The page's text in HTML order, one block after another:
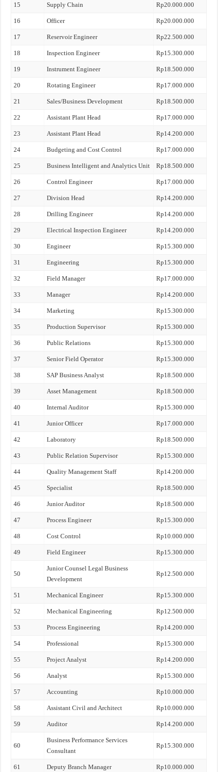
15 Supply Chain Rp20.000.000
16 Officer Rp20.000.000
17 Reservoir Engineer Rp22.500.000
18 Inspection Engineer Rp15.300.000
19 Instrument Engineer Rp18.500.000
20 Rotating Engineer Rp17.000.000
21 Sales/Business Development Rp18.500.000
22 Assistant Plant Head Rp17.000.000
23 Assistant Plant Head Rp14.200.000
24 Budgeting and Cost Control Rp17.000.000
25 Business Intelligent and Analytics Unit Rp18.500.000
26 Control Engineer Rp17.000.000
27 Division Head Rp14.200.000
28 Drilling Engineer Rp14.200.000
29 Electrical Inspection Engineer Rp14.200.000
30 Engineer Rp15.300.000
31 Engineering Rp15.300.000
32 Field Manager Rp17.000.000
33 Manager Rp14.200.000
34 Marketing Rp15.300.000
35 Production Supervisor Rp15.300.000
36 Public Relations Rp15.300.000
37 Senior Field Operator Rp15.300.000
38 SAP Business Analyst Rp18.500.000
39 Asset Management Rp18.500.000
40 Internal Auditor Rp15.300.000
41 Junior Officer Rp17.000.000
42 Laboratory Rp18.500.000
43 Public Relation Supervisor Rp15.300.000
44 Quality Management Staff Rp14.200.000
45 Specialist Rp18.500.000
46 Junior Auditor Rp18.500.000
47 Process Engineer Rp15.300.000
48 Cost Control Rp10.000.000
49 Field Engineer Rp15.300.000
50
Junior Counsel Legal Business
Development
Rp12.500.000
51 Mechanical Engineer Rp15.300.000
52 Mechanical Engineering Rp12.500.000
53 Process Engineering Rp14.200.000
54 Professional Rp15.300.000
55 Project Analyst Rp14.200.000
56 Analyst Rp15.300.000
57 Accounting Rp10.000.000
58 Assistant Civil and Architect Rp10.000.000
59 Auditor Rp14.200.000
60
Business Performance Services
Consultant
Rp15.300.000
61 Deputy Branch Manager Rp10.000.000